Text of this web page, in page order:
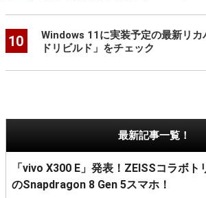
10
Windows 11に実装予定の最新リカ
ドリビルド」をチェック
最新記事一覧！
「vivo X300 E」発表！ZEISSコラボ
のSnapdragon 8 Gen 5スマホ！